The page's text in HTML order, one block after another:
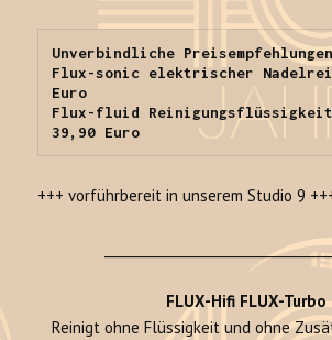
Unverbindliche
Flux-sonic elektrischer
Euro
Flux-fluid
39,90 Euro
+++ vorführbereit in unserem Studio 9
FLUX-Hifi FLUX-Turbo
Reinigt ohne Flüssigkeit und ohne